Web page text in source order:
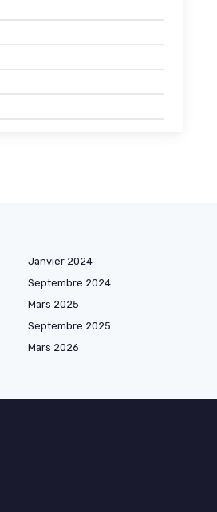
Janvier 2024
Septembre 2024
Mars 2025
Septembre 2025
Mars 2026